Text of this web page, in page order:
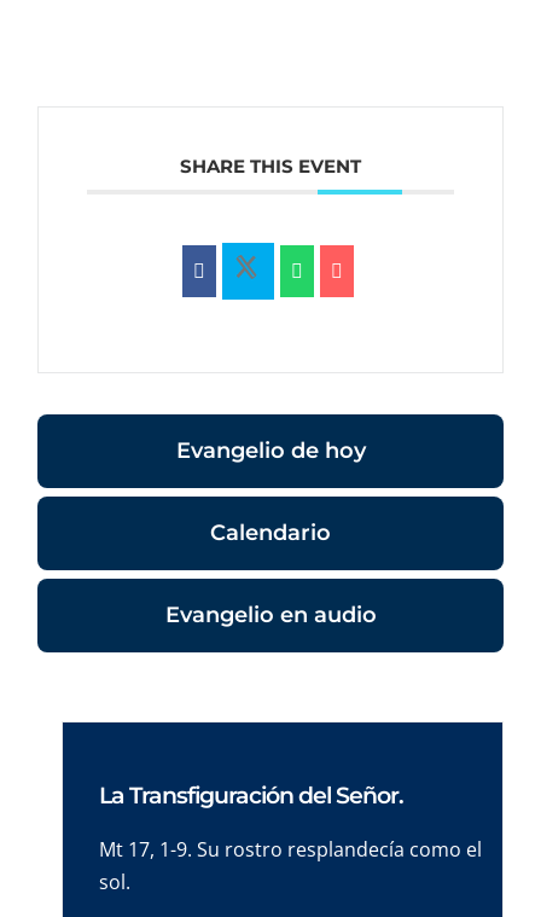
SHARE THIS EVENT
Evangelio de hoy
Calendario
Evangelio en audio
La Transfiguración del Señor.
Mt 17, 1-9. Su rostro resplandecía como el
sol.